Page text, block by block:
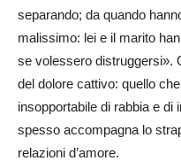
separando; da quando
malissimo: lei e il marito
se volessero distruggersi».
del dolore cattivo: quello
insopportabile di rabbia e di
spesso accompagna lo
relazioni d’amore.